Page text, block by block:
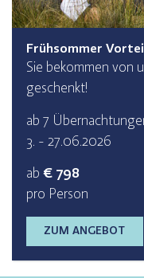
Frühsommer
Sie bekommen von
geschenkt!
ab 7
3. - 27.06.2026
ab € 798
pro Person
ZUM ANGEBOT